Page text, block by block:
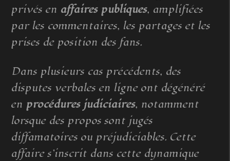
privés en affaires publiques, amplifiées
par les commentaires, les partages et les
prises de position des fans.
Dans plusieurs cas précédents, des
disputes verbales en ligne ont dégénéré
en procédures judiciaires, notamment
lorsque des propos sont jugés
diffamatoires ou préjudiciables. Cette
affaire s’inscrit dans cette dynamique